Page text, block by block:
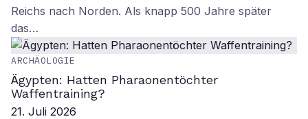
Reichs nach Norden. Als knapp 500 Jahre später
das…
ARCHÄOLOGIE
Ägypten: Hatten Pharaonentöchter
Waffentraining?
21. Juli 2026